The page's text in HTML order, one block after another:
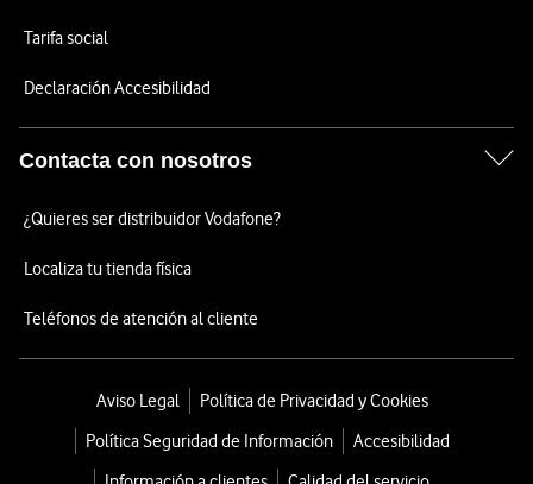
Tarifa social
Declaración Accesibilidad
Contacta con nosotros
¿Quieres ser distribuidor Vodafone?
Localiza tu tienda física
Teléfonos de atención al cliente
Aviso Legal
Política de Privacidad y Cookies
Política Seguridad de Información
Accesibilidad